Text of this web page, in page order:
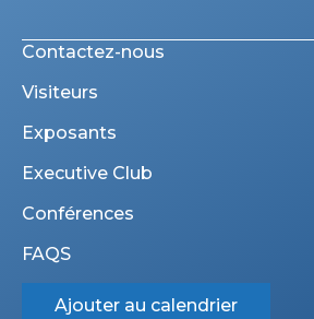
Contactez-nous
Visiteurs
Exposants
Executive Club
Conférences
FAQS
Ajouter au calendrier